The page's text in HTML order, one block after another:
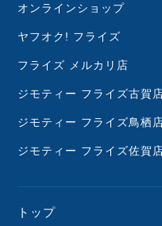
オンラインショップ
ヤフオク! フライズ
フライズ メルカリ店
ジモティー フライズ古賀
ジモティー フライズ鳥栖
ジモティー フライズ佐賀
トップ